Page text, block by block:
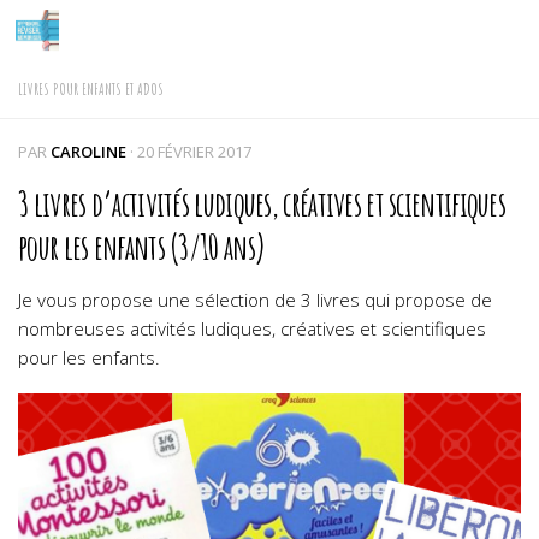
Skip to content
LIVRES POUR ENFANTS ET ADOS
PAR CAROLINE · 20 FÉVRIER 2017
3 livres d’activités ludiques, créatives et scientifiques
pour les enfants (3/10 ans)
Je vous propose une sélection de 3 livres qui propose de
nombreuses activités ludiques, créatives et scientifiques
pour les enfants.